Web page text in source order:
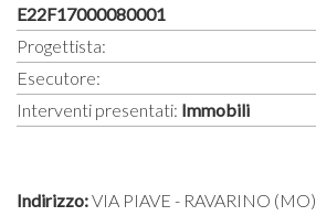
E22F17000080001
Progettista:
Esecutore:
Interventi presentati: Immobili
Indirizzo:VIA PIAVE - RAVARINO (MO)